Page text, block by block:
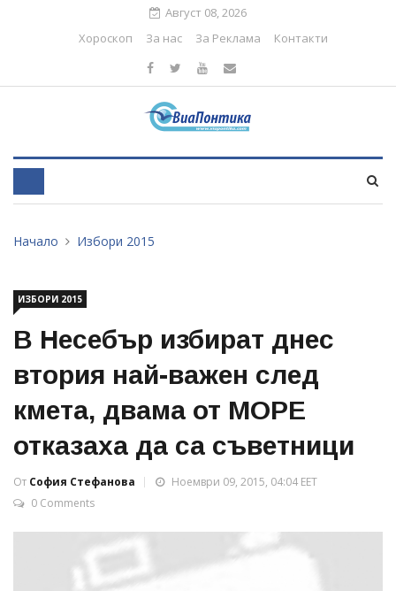
Август 08, 2026
Хороскоп
За нас За Реклама Контакти
Начало Избори 2015
ИЗБОРИ 2015
В Несебър избират днес
втория най-важен след
кмета, двама от МОРЕ
отказаха да са съветници
От София Стефанова
Ноември 09, 2015, 04:04 EET
0 Comments